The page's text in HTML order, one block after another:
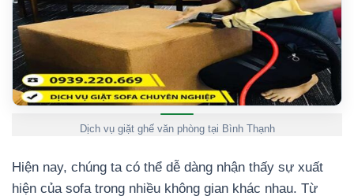
Dịch vụ giặt ghế văn phòng tại Bình Thạnh
Hiện nay, chúng ta có thể dễ dàng nhận thấy sự xuất
hiện của sofa trong nhiều không gian khác nhau. Từ